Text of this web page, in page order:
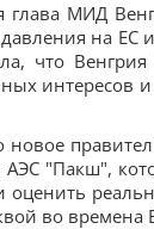
МИД
на ЕС
что
интересов
"Пакш",
оценить
во времена